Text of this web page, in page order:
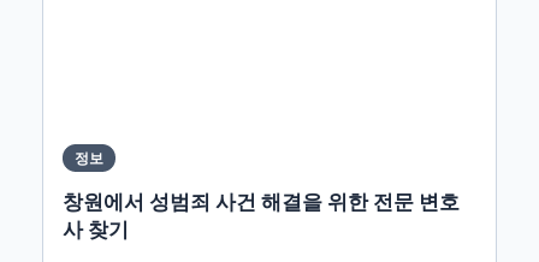
정보
창원에서 성범죄 사건 해결을 위한 전문 변호
사 찾기